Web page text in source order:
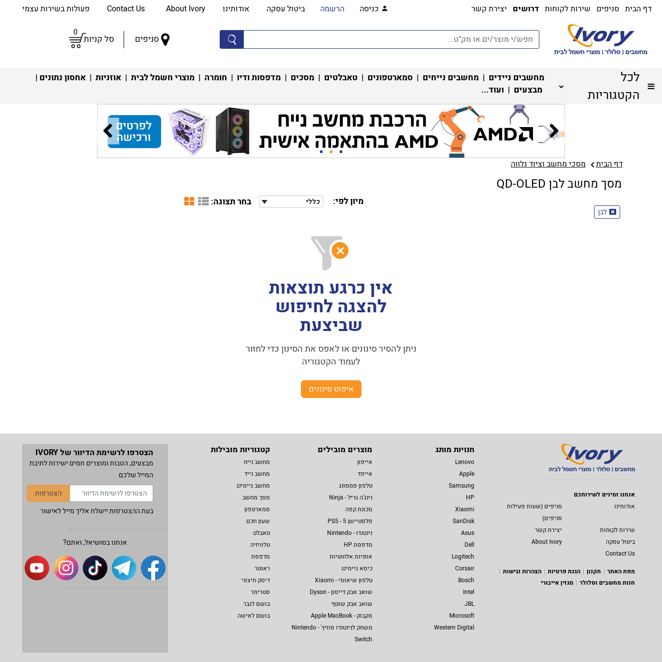
דף הבית סניפים שירות לקוחות דרושים יצירת קשר כניסה הרשמה ביטול עסקה אודותינו About Ivory פעולות בשירות עצמי
סניפים סל קניות
0
לכל
הקטגוריות
מחשבים ניידים | מחשבים נייחים | סמארטפונים | טאבלטים | מסכים | מדפסות ודיו | חומרה | מוצרי חשמל לבית | אוזניות | אחסון נתונים |
מבצעים | ועוד...
דף הבית מסכי מחשב וציוד נלווה
מסך מחשב לבן QD-OLED
מיון לפי: כללי בחר תצוגה:
לבן
אין כרגע תוצאות
להצגה לחיפוש
שביצעת
ניתן להסיר סינונים או לאפס את הסינון כדי לחזור
לעמוד הקטגוריה
איפוס סינונים
אנחנו זמינים לשירותכם
אודותינו
סניפים (שעות פעילות
סניפים)
שירות לקוחות
יצירת קשר
ביטול עסקה
About Ivory
Contact Us
מפת האתר
תקנון הגנת פרטיות
הצהרות נגישות
חנות מחשבים וסלולר
מגזין אייבורי
חנויות מותג
Lenovo
Apple
Samsung
HP
Xiaomi
SanDisk
Asus
Dell
Logitech
Corsair
Bosch
Intel
JBL
Microsoft
Western Digital
מוצרים מובילים
אייפון
אייפד
טלפון סמסונג
נינג'ה גריל - Ninja
מכונת קפה
פלסטיישן 5 - PS5
נינטנדו - Nintendo
מדפסת HP
אוזניות אלחוטיות
כיסא גיימינג
טלפון שיאומי - Xiaomi
שואב אבק דייסון - Dyson
שואב אבק שוטף
מקבוק - Apple MacBook
משחק לנינטנדו סוויץ' - Nintendo
Switch
קטגוריות מובילות
מחשב נייח
מחשב נייד
מחשב גיימינג
מסך מחשב
סמארטפון
שעון חכם
טאבלט
טלוויזיה
מדפסת
ראוטר
דיסק חיצוני
סטרימר
בושם לגבר
בושם לאישה
הצטרפו לרשימת הדיוור של IVORY
מבצעים, הטבות ומוצרים חמים ישירות לתיבת
המייל שלכם
הצטרפות
בעת ההצטרפות יישלח אליך מייל לאישור
אנחנו בסושיאל, ואתם?